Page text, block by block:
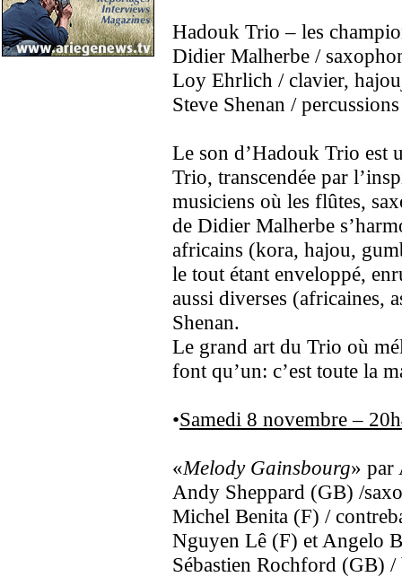
Hadouk Trio – les
Didier Malherbe /
Loy Ehrlich / clavier,
Steve Shenan / percussions
Le son d’Hadouk Trio est
Trio, transcendée par
musiciens où les flûtes,
de Didier Malherbe
africains (kora, hajou,
le tout étant enveloppé,
aussi diverses (africaines,
Shenan.
Le grand art du Trio où
font qu’un: c’est toute la
•Samedi 8 novembre –
«Melody Gainsbourg» par
Andy Sheppard (GB) /
Michel Benita (F) /
Nguyen Lê (F) et Angelo
Sébastien Rochford (GB) /